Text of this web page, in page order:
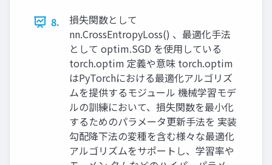
8.
損失関数として
nn.CrossEntropyLoss() 、最適化手法
として optim.SGD を使用している
torch.optim 定義や意味 torch.optim
はPyTorchにおける最適化アルゴリズ
ムを提供するモジュール 機械学習モデ
ルの訓練において、損失関数を最小化
するためのパラメータ更新手法を 実装
勾配降下法の変種を含む様々な最適化
アルゴリズムをサポートし、学習率や